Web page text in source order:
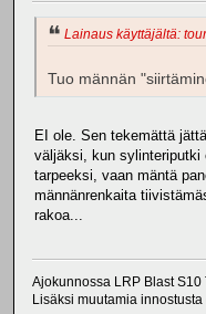
Lainaus käyttäjältä:
Tuo männän
EI ole. Sen tekemättä
väljäksi, kun sylinteriputki
tarpeeksi, vaan mäntä
männänrenkaita
rakoa...
Ajokunnossa LRP Blast S10
Lisäksi muutamia